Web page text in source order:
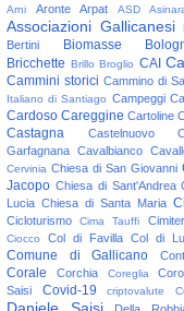
Arni Aronte Arpat ASD
Associazioni Gallicanesi
Bertini Biomasse
Bricchette Brillo Broglio CAI
Cammini storici Cammino di
Italiano di Santiago Campeggi
Cardoso Careggine Cartoline
Castagna Castelnuovo
Garfagnana Cavalbianco
Cervinia Chiesa di San Giovanni
Jacopo Chiesa di Sant'Andrea
Lucia Chiesa di Santa Maria
Cicloturismo
Cima Tauffi
Ciocco
Col di Favilla Col di
Comune di Gallicano
Corale Corchia Coreglia
Saisi
Covid-19 criptovalute
Daniele Saisi Della